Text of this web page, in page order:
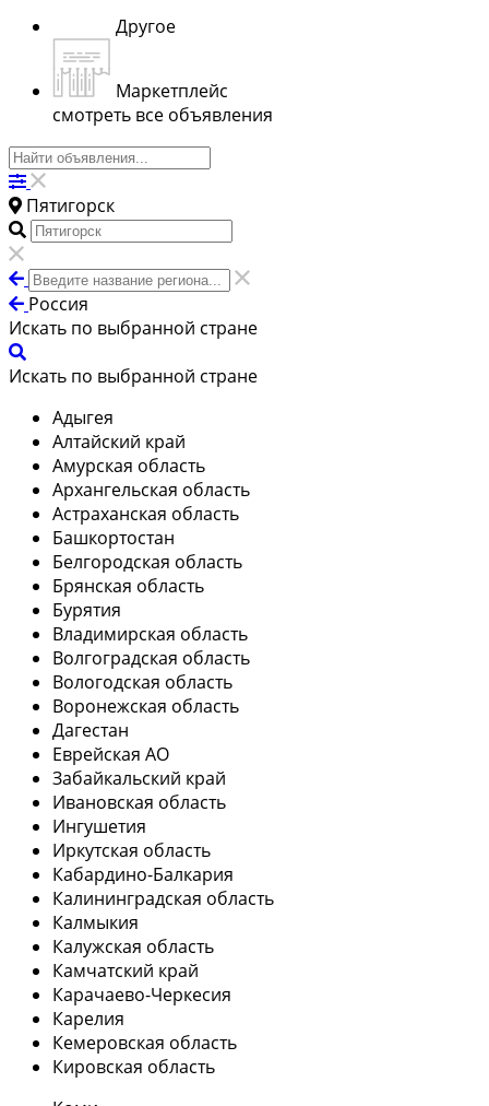
Другое
Маркетплейс
смотреть все объявления
Пятигорск
Россия
Искать по выбранной стране
Искать по выбранной стране
Адыгея
Алтайский край
Амурская область
Архангельская область
Астраханская область
Башкортостан
Белгородская область
Брянская область
Бурятия
Владимирская область
Волгоградская область
Вологодская область
Воронежская область
Дагестан
Еврейская АО
Забайкальский край
Ивановская область
Ингушетия
Иркутская область
Кабардино-Балкария
Калининградская область
Калмыкия
Калужская область
Камчатский край
Карачаево-Черкесия
Карелия
Кемеровская область
Кировская область